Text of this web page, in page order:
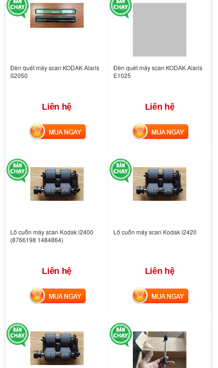
Đèn quét máy scan KODAK Alaris
S2050
Liên hệ
MUA NGAY
Đèn quét máy scan KODAK Alaris
E1025
Liên hệ
MUA NGAY
Lô cuốn máy scan Kodak i2400
(8766198 1484864)
Liên hệ
MUA NGAY
Lô cuốn máy scan Kodak i2420
Liên hệ
MUA NGAY